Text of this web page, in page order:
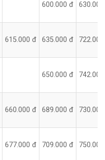
600.000 đ
615.000 đ 635.000 đ
650.000 đ
660.000 đ 689.000 đ
677.000 đ 709.000 đ